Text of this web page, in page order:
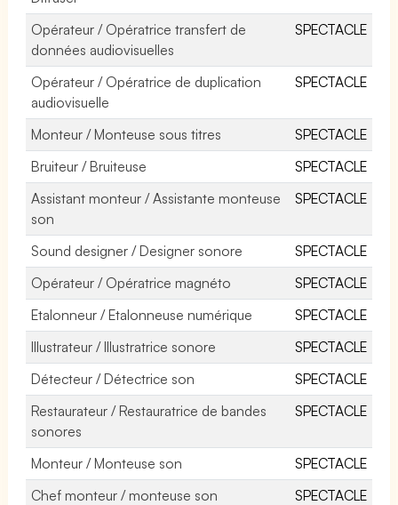
Opérateur / Opératrice transfert de
données audiovisuelles
SPECTACLE
Opérateur / Opératrice de duplication
audiovisuelle
SPECTACLE
Monteur / Monteuse sous titres
SPECTACLE
Bruiteur / Bruiteuse
SPECTACLE
Assistant monteur / Assistante monteuse
son
SPECTACLE
Sound designer / Designer sonore
SPECTACLE
Opérateur / Opératrice magnéto
SPECTACLE
Etalonneur / Etalonneuse numérique
SPECTACLE
Illustrateur / Illustratrice sonore
SPECTACLE
Détecteur / Détectrice son
SPECTACLE
Restaurateur / Restauratrice de bandes
sonores
SPECTACLE
Monteur / Monteuse son
SPECTACLE
Chef monteur / monteuse son
SPECTACLE